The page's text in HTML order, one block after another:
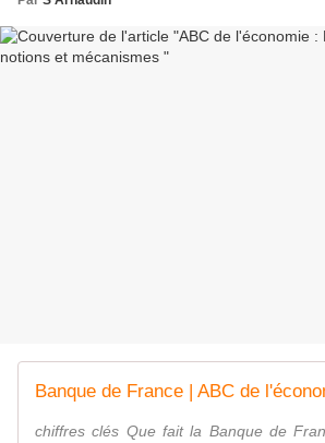
Banque de France | ABC de
chiffres clés Que fait la Banque de